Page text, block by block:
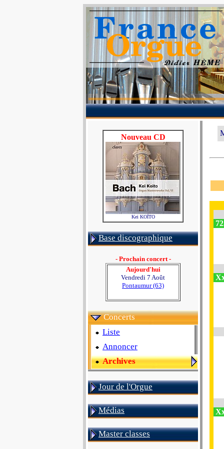
Nouveau CD
Kei KOÏTO
Base discographique
- Prochain concert -
Aujourd'hui
Vendredi 7 Août
Pontaumur (63)
Concerts
Liste
Annoncer
Archives
Jour de l'Orgue
Médias
Master classes